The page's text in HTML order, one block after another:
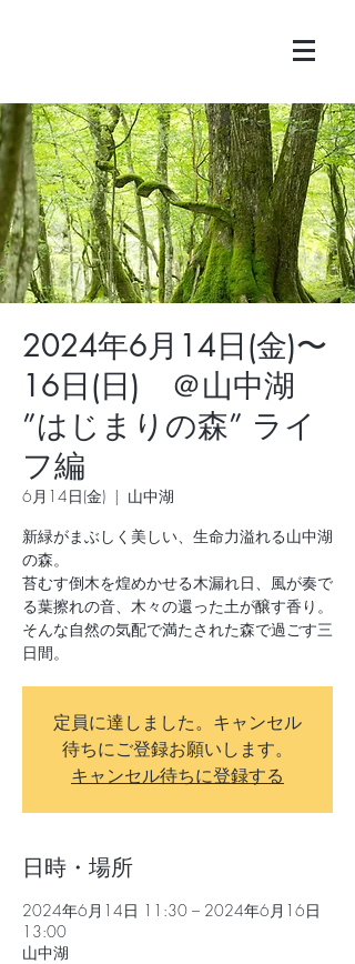
2024年6月14日(金)〜
16日(日) ＠山中湖
”はじまりの森” ライ
フ編
6月14日(金)
  |
山中湖
新緑がまぶしく美しい、生命力溢れる山中湖
の森。
苔むす倒木を煌めかせる木漏れ日、風が奏で
る葉擦れの音、木々の還った土が醸す香り。
そんな自然の気配で満たされた森で過ごす三
日間。
定員に達しました。キャンセル
待ちにご登録お願いします。
キャンセル待ちに登録する
日時・場所
2024年6月14日 11:30 – 2024年6月16日
13:00
山中湖